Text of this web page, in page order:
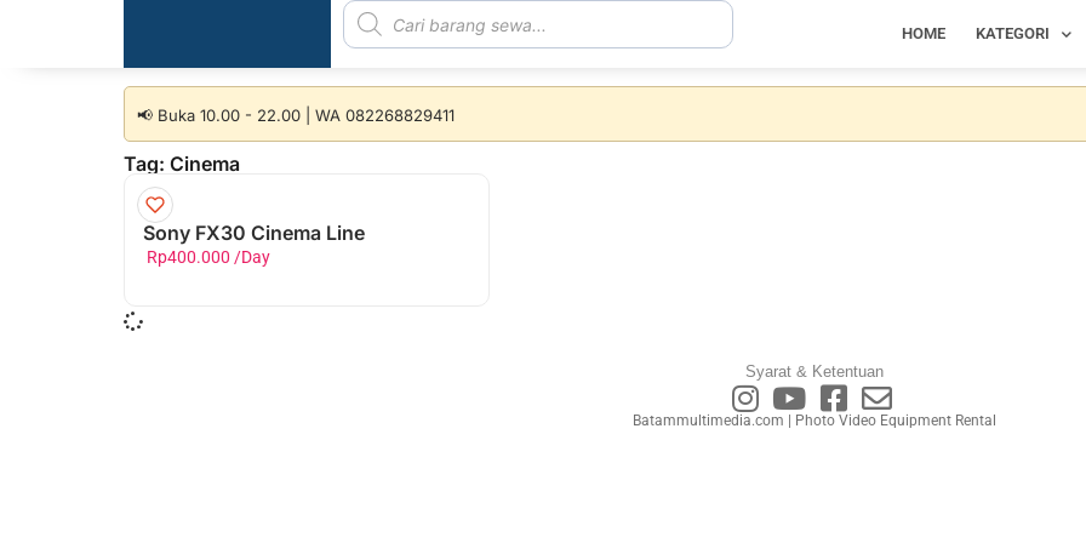
HOME KATEGORI
📢 Buka 10.00 - 22.00 | WA 082268829411
Tag: Cinema
Sony FX30 Cinema Line
Rp400.000 /Day
Syarat & Ketentuan
Batammultimedia.com | Photo Video Equipment Rental